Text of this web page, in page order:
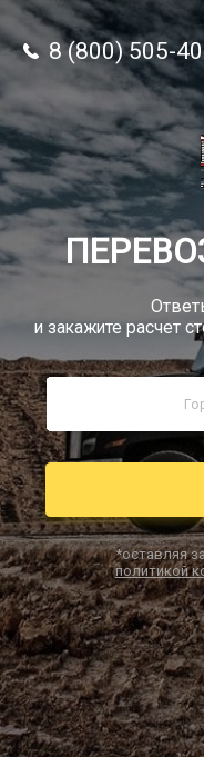
8 (800) 505-
и закажите расчет
*оставляя
политикой